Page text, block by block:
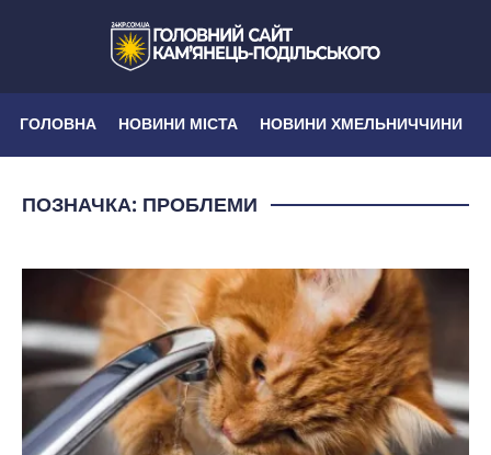
ГОЛОВНА НОВИНИ МІСТА НОВИНИ ХМЕЛЬНИЧЧИНИ
ПОЗНАЧКА: ПРОБЛЕМИ